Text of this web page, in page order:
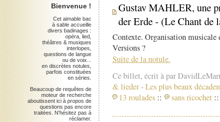
Gustav MAHLER, une
der Erde - (Le Chant de
Contexte. Organisation musicale
Versions ?
Suite de la notule.
Ce billet, écrit à par
& lieder-Les plus beaux
13 roulades :: sans ricochet ::
Bienvenue !
Cet aimable bac
à sable accueille
divers badinages :
opéra, lied,
théâtres & musiques
interlopes,
questions de langue
ou de voix...
en discrètes notules,
parfois constituées
en séries.
Beaucoup de requêtes de
moteur de recherche
aboutissent ici à propos de
questions pas encore
traitées. N'hésitez pas à
réclamer.